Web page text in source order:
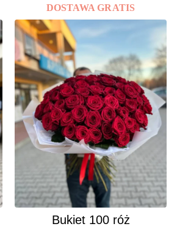
DOSTAWA GRATIS
Bukiet 100 róż